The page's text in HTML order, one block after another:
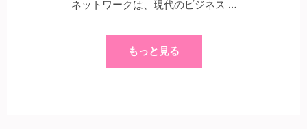
ネットワークは、現代のビジネス …
もっと見る